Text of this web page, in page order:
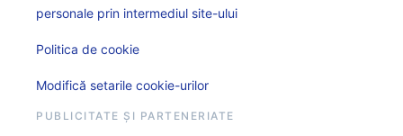
personale prin intermediul site-ului
Politica de cookie
Modifică setarile cookie-urilor
PUBLICITATE ȘI PARTENERIATE